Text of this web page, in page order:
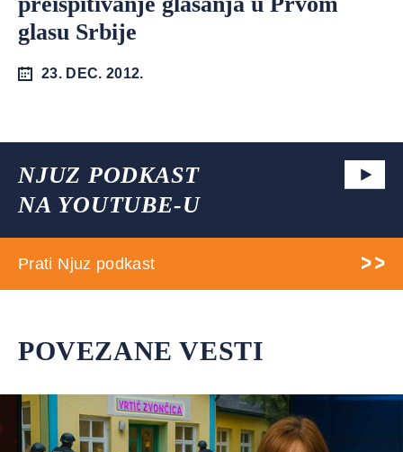
glasu Srbije
23. DEC. 2012.
NJUZ PODKAST
NA YOUTUBE-U
Prati Njuz podkast
POVEZANE VESTI